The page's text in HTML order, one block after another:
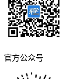
官方公众号